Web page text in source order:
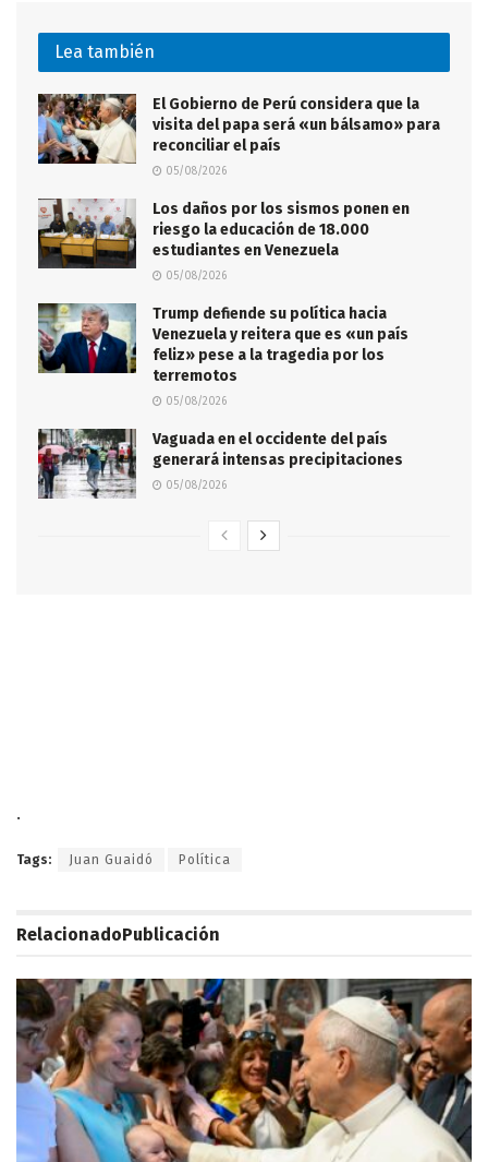
Lea también
El Gobierno de Perú considera que la
visita del papa será «un bálsamo» para
reconciliar el país
05/08/2026
Los daños por los sismos ponen en
riesgo la educación de 18.000
estudiantes en Venezuela
05/08/2026
Trump defiende su política hacia
Venezuela y reitera que es «un país
feliz» pese a la tragedia por los
terremotos
05/08/2026
Vaguada en el occidente del país
generará intensas precipitaciones
05/08/2026
.
Tags: Juan Guaidó Política
RelacionadoPublicación